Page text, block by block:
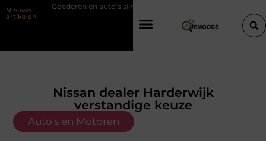
Nieuwe
artikelen
en auto’s slim verplaatsen met twee liften naast elkaar
Nissan dealer Harderwijk
verstandige keuze
Auto's en Motoren